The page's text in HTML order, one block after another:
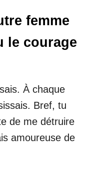
femme
le courage
À chaque
Bref, tu
de me détruire
amoureuse de